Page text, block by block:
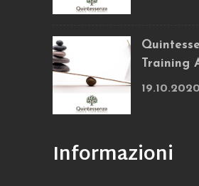
Training
19.10.2020
Informazioni